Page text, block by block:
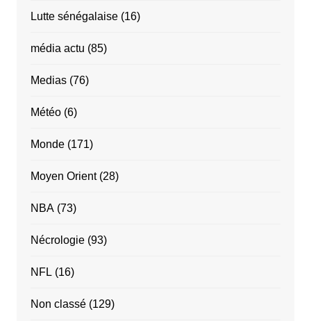
Lutte sénégalaise(16)
média actu (85)
Medias(76)
Météo(6)
Monde(171)
Moyen Orient(28)
NBA(73)
Nécrologie(93)
NFL (16)
Non classé(129)